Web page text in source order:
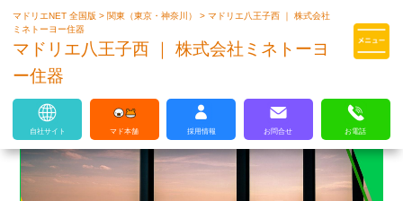
マドリエはLIXILの厳しい基準を
マドリエNET 全国版> 関東（東京・神奈川）>マドリエ八王子西 ｜ 株式会社
ミネトーヨー住器
マドリエ八王子西 ｜ 株式会社ミネトーヨ
ー住器
自社サイト マド本舗 採用情報 お問合せ お電話